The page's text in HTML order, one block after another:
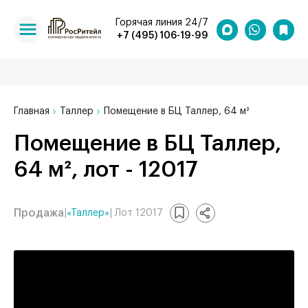
+7 (495) 106-19-99
Горячая линия 24/7
Главная Таллер Помещение в БЦ Таллер, 64 м²
Помещение в БЦ Таллер,
64 м², лот - 12017
Продажа «Таллер» | Лот 12017